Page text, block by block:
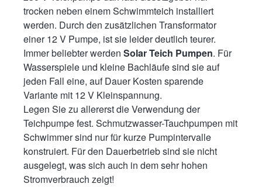
trocken neben einem Schwimmteich installiert
werden. Durch den zusätzlichen Transformator
einer 12 V Pumpe, ist sie leider deutlich teurer.
Immer beliebter werden Solar Teich Pumpen. Für
Wasserspiele und kleine Bachläufe sind sie auf
jeden Fall eine, auf Dauer Kosten sparende
Variante mit 12 V Kleinspannung.
Legen Sie zu allererst die Verwendung der
Teichpumpe fest. Schmutzwasser-Tauchpumpen mit
Schwimmer sind nur für kurze Pumpintervalle
konstruiert. Für den Dauerbetrieb sind sie nicht
ausgelegt, was sich auch in dem sehr hohen
Stromverbrauch zeigt!